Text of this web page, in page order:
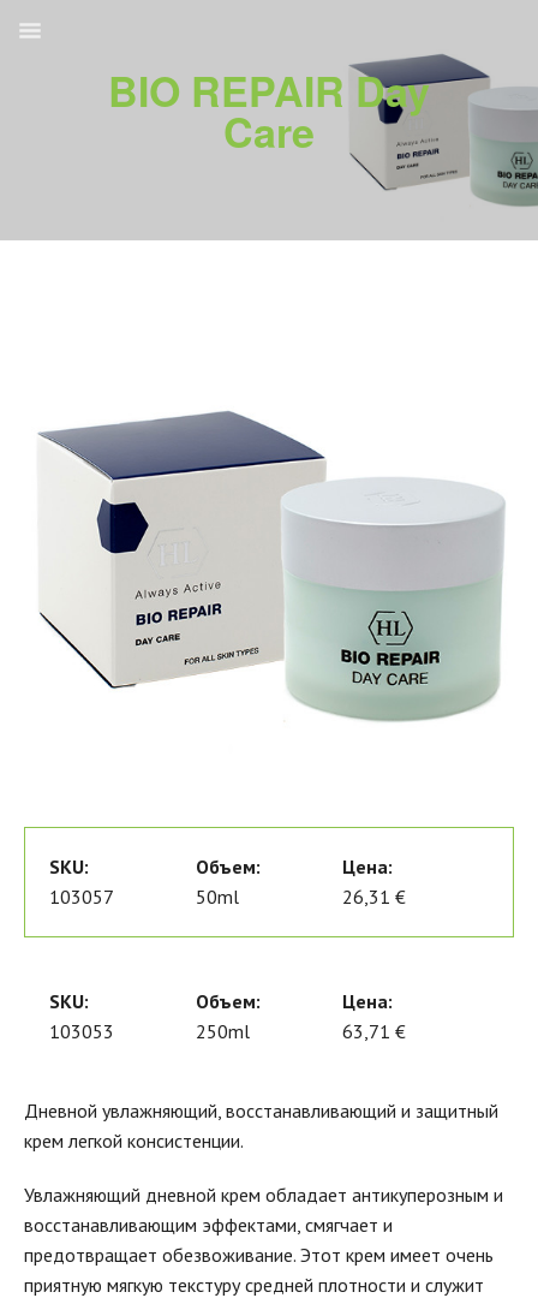
BIO REPAIR Day
Care
SKU:
103057
Объем:
50ml
Цена:
26,31 €
SKU:
103053
Объем:
250ml
Цена:
63,71 €
Дневной увлажняющий, восстанавливающий и защитный
крем легкой консистенции.
Увлажняющий дневной крем обладает антикуперозным и
восстанавливающим эффектами, смягчает и
предотвращает обезвоживание. Этот крем имеет очень
приятную мягкую текстуру средней плотности и служит